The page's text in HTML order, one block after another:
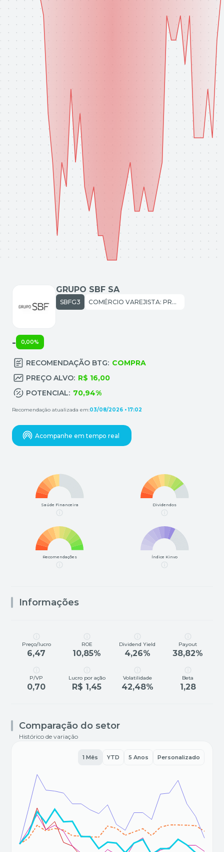
GRUPO SBF SA
SBFG3 COMÉRCIO VAREJISTA: PRODUTOS DIVERSOS
Acompanhe em tempo real
- 0,00%
RECOMENDAÇÃO BTG: COMPRA
PREÇO ALVO: R$ 16,00
POTENCIAL: 70,94%
Recomendação atualizada em:03/08/2026 • 17:02
Saúde Financeira Dividendos
Recomendações Índice Kinvo
Informações
Preço/lucro
6,47
ROE
10,85%
Dividend Yield
4,26%
Payout
38,82%
P/VP
0,70
Lucro por ação
R$ 1,45
Volatilidade
42,48%
Beta
1,28
Comparação do setor
Histórico de variação
1 Mês YTD 5 Anos Personalizado